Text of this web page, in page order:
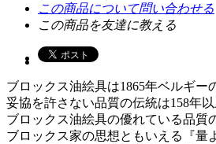
この商品について問い合わせる
この商品を友達に教える
ブロックス油絵具は1865年ベルギー
妥協を許さない品質の伝統は158年
ブロックス油絵具の優れている品質
ブロックス家の思想ともいえる『量